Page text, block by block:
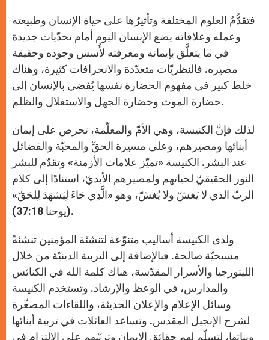
فتقدُّمُ العلوم المختلفة وتأثيرُها على حياة الإنسان وطبيعته
وعمله وعلاقاته يضع الإنسان اليوم أمام تحدّيات جديدة
في ما يتعلَّق بإيمانه ومعرفته لأُسس وجوده وحقيقة
مصيره. فالنظريّات متعدّدة والانحرافات كثيرة، وهناك
خلط كبير في مفهوم الحضارة نفسها يُفضي بالإنسان إلى
حضارة الموت وحضارة الجهل والاستغلال والظلم.
لذلك فإنَّ الكنيسة، وهي الأمّ والمعلّمة، تحرص على إيمان
أبنائها ومصيرهم، وعلى مسيرة الحقِّ والمحبّة والفضائل
عند البشر. الكنيسة «تميّز علامات الأزمنة» وتقدّم للبشر
النور الحقيقيّ لحياتهم ولمصيرهم الأبديّ، استنادًا إلى كلام
الربّ الذي لا يَغشّ ولا يُغشّ، وهو «الَّذِي جَاءَ لِيَشهَدَ لِلحَقّ»
(يوحنا 37:18).
ولدى الكنيسة أساليب متنوّعة لتنشئة المؤمنين تنشئةً
مسيحيّة صالحة. فبالإضافة إلى التربية الدينيّة من خلال
الليتورجيا والأسرار المقدّسة، هناك كلمة الله في الكنائس
والمدارس، في الوعظ والإرشاد. وتستخدم الكنيسة
وسائل الإعلام والإعلان الحديثة، واللقاءات المصغّرة
لشرح الإنجيل المقدس. وتساعد العائلات في تربية أبنائها
وبناتها، لتسلّم لهم حقائق الإيمان وتربّيهم على الالتزام في